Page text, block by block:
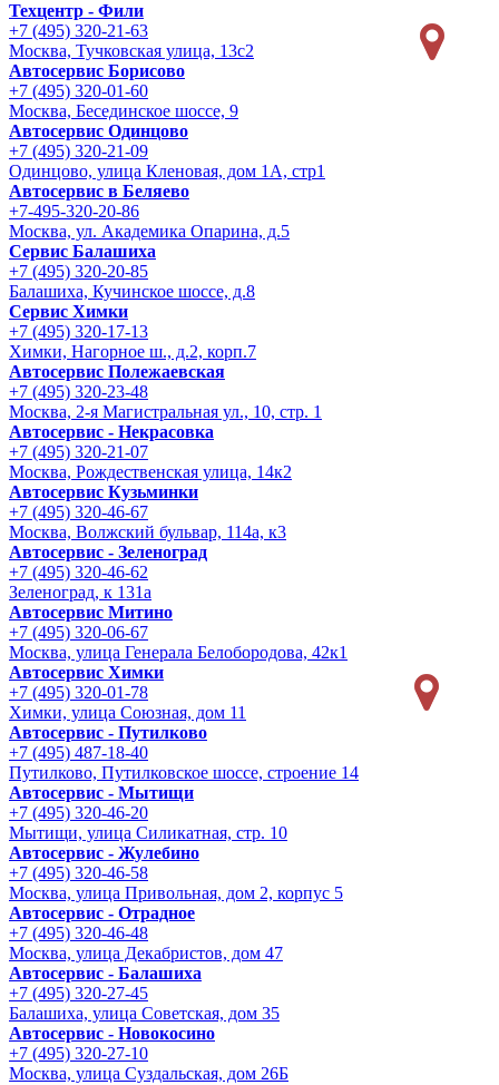
Техцентр - Фили
+7 (495) 320-21-63
Москва, Тучковская улица, 13с2
Автосервис Борисово
+7 (495) 320-01-60
Москва, Бесединское шоссе, 9
Автосервис Одинцово
+7 (495) 320-21-09
Одинцово, улица Кленовая, дом 1А, стр1
Автосервис в Беляево
+7-495-320-20-86
Москва, ул. Академика Опарина, д.5
Сервис Балашиха
+7 (495) 320-20-85
Балашиха, Кучинское шоссе, д.8
Сервис Химки
+7 (495) 320-17-13
Химки, Нагорное ш., д.2, корп.7
Автосервис Полежаевская
+7 (495) 320-23-48
Москва, 2-я Магистральная ул., 10, стр. 1
Автосервис - Некрасовка
+7 (495) 320-21-07
Москва, Рождественская улица, 14к2
Автосервис Кузьминки
+7 (495) 320-46-67
Москва, Волжский бульвар, 114а, к3
Автосервис - Зеленоград
+7 (495) 320-46-62
Зеленоград, к 131а
Автосервис Митино
+7 (495) 320-06-67
Москва, улица Генерала Белобородова, 42к1
Автосервис Химки
+7 (495) 320-01-78
Химки, улица Союзная, дом 11
Автосервис - Путилково
+7 (495) 487-18-40
Путилково, Путилковское шоссе, строение 14
Автосервис - Мытищи
+7 (495) 320-46-20
Мытищи, улица Силикатная, стр. 10
Автосервис - Жулебино
+7 (495) 320-46-58
Москва, улица Привольная, дом 2, корпус 5
Автосервис - Отрадное
+7 (495) 320-46-48
Москва, улица Декабристов, дом 47
Автосервис - Балашиха
+7 (495) 320-27-45
Балашиха, улица Советская, дом 35
Автосервис - Новокосино
+7 (495) 320-27-10
Москва, улица Суздальская, дом 26Б